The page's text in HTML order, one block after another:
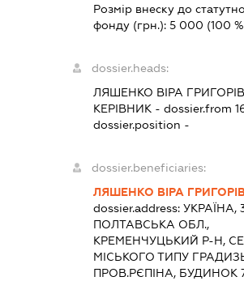
Розмір внеску до
фонду (грн.): 5 000 (100
dossier.heads:
ЛЯШЕНКО ВІРА
КЕРІВНИК - dossier.from
dossier.position -
dossier.beneficiaries:
ЛЯШЕНКО ВІРА
dossier.address: УКРАЇНА,
ПОЛТАВСЬКА ОБЛ.,
КРЕМЕНЧУЦЬКИЙ Р-Н,
МІСЬКОГО ТИПУ
ПРОВ.РЄПІНА, БУДИНОК